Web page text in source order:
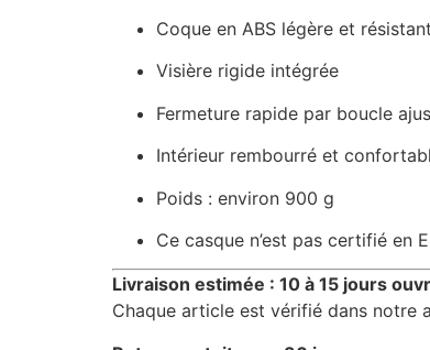
Coque en ABS légère et
Visière rigide intégrée
Fermeture rapide par boucle
Intérieur rembourré et
Poids : environ 900 g
Ce casque n’est pas certifié en
Livraison estimée : 10 à 15 jours
Chaque article est vérifié dans notre